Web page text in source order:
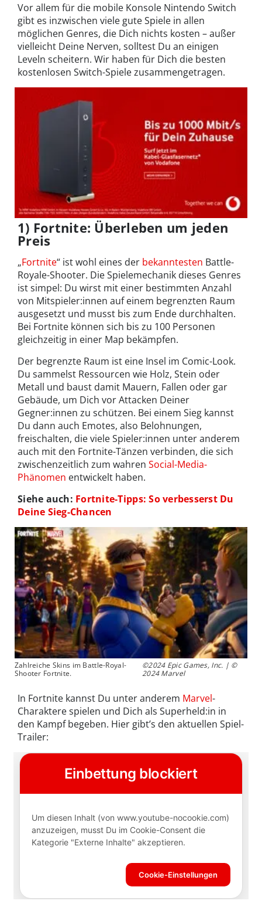
Vor allem für die mobile Konsole Nintendo Switch
gibt es inzwischen viele gute Spiele in allen
möglichen Genres, die Dich nichts kosten – außer
vielleicht Deine Nerven, solltest Du an einigen
Leveln scheitern. Wir haben für Dich die besten
kostenlosen Switch-Spiele zusammengetragen.
1) Fortnite: Überleben um jeden
Preis
„Fortnite“ ist wohl eines der bekanntesten Battle-
Royale-Shooter. Die Spielemechanik dieses Genres
ist simpel: Du wirst mit einer bestimmten Anzahl
von Mitspieler:innen auf einem begrenzten Raum
ausgesetzt und musst bis zum Ende durchhalten.
Bei Fortnite können sich bis zu 100 Personen
gleichzeitig in einer Map bekämpfen.
Der begrenzte Raum ist eine Insel im Comic-Look.
Du sammelst Ressourcen wie Holz, Stein oder
Metall und baust damit Mauern, Fallen oder gar
Gebäude, um Dich vor Attacken Deiner
Gegner:innen zu schützen. Bei einem Sieg kannst
Du dann auch Emotes, also Belohnungen,
freischalten, die viele Spieler:innen unter anderem
auch mit den Fortnite-Tänzen verbinden, die sich
zwischenzeitlich zum wahren Social-Media-
Phänomen entwickelt haben.
Siehe auch: Fortnite-Tipps: So verbesserst Du
Deine Sieg-Chancen
Zahlreiche Skins im Battle-Royal-
Shooter Fortnite.
©2024 Epic Games, Inc. | ©
2024 Marvel
In Fortnite kannst Du unter anderem Marvel-
Charaktere spielen und Dich als Superheld:in in
den Kampf begeben. Hier gibt’s den aktuellen Spiel-
Trailer: